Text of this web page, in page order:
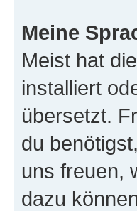
Meine
Meist hat
installiert
übersetzt.
du
uns freuen,
dazu